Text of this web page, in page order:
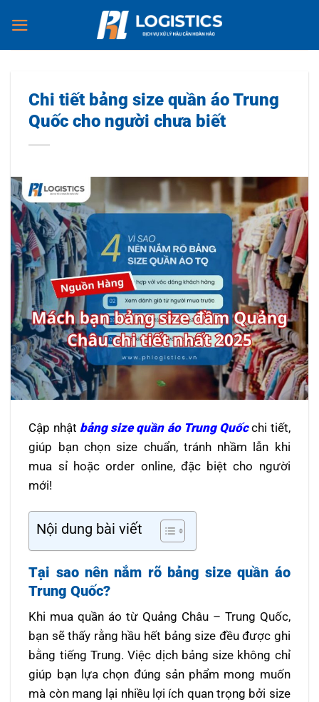
đến
nội
Chi tiết bảng size quần áo Trung
Quốc cho người chưa biết
Cập nhật bảng size quần áo Trung Quốcchi tiết,
giúp bạn chọn size chuẩn, tránh nhầm lẫn khi
mua sỉ hoặc order online, đặc biệt cho người
mới!
Nội dung bài viết
Tại sao nên nắm rõ bảng size quần áo
Trung Quốc?
Khi mua quần áo từ Quảng Châu – Trung Quốc,
bạn sẽ thấy rằng hầu hết bảng size đều được ghi
bằng tiếng Trung. Việc dịch bảng size không chỉ
giúp bạn lựa chọn đúng sản phẩm mong muốn
mà còn mang lại nhiều lợi ích quan trọng bởi size